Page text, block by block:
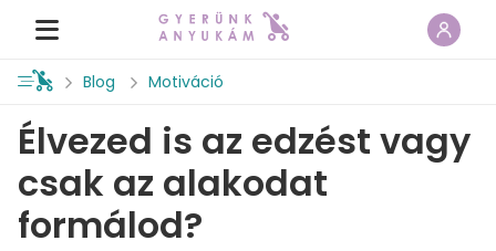
Blog Motiváció
Élvezed is az edzést vagy
csak az alakodat
formálod?